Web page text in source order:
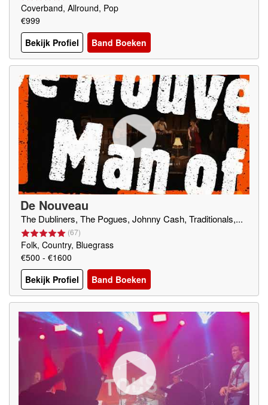
Coverband, Allround, Pop
€999
Bekijk Profiel
Band Boeken
De Nouveau
The Dubliners, The Pogues, Johnny Cash, Traditionals,...
(67)
Folk, Country, Bluegrass
€500 - €1600
Bekijk Profiel
Band Boeken